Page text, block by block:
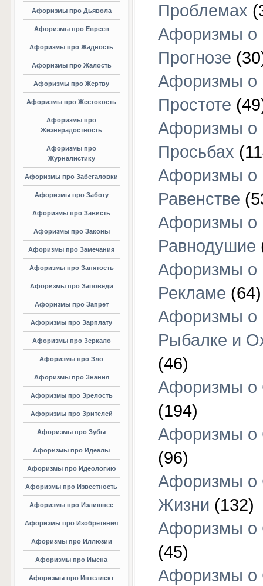
Афоризмы про Дьявола
Афоризмы про Евреев
Афоризмы про Жадность
Афоризмы про Жалость
Афоризмы про Жертву
Афоризмы про Жестокость
Афоризмы про
Жизнерадостность
Афоризмы про
Журналистику
Афоризмы про Забегаловки
Афоризмы про Заботу
Афоризмы про Зависть
Афоризмы про Законы
Афоризмы про Замечания
Афоризмы про Занятость
Афоризмы про Заповеди
Афоризмы про Запрет
Афоризмы про Зарплату
Афоризмы про Зеркало
Афоризмы про Зло
Афоризмы про Знания
Афоризмы про Зрелость
Афоризмы про Зрителей
Афоризмы про Зубы
Афоризмы про Идеалы
Афоризмы про Идеологию
Афоризмы про Известность
Афоризмы про Излишнее
Афоризмы про Изобретения
Афоризмы про Иллюзии
Афоризмы про Имена
Афоризмы про Интеллект
Проблемах
Афоризмы о
Прогнозе
Афоризмы о
Простоте
Афоризмы о
Просьбах
Афоризмы о
Равенстве
Афоризмы о
Равнодушие
Афоризмы о
Рекламе (64)
Афоризмы о
Рыбалке и
(46)
Афоризмы о
(194)
Афоризмы о
(96)
Афоризмы о
Жизни (132)
Афоризмы о
(45)
Афоризмы о